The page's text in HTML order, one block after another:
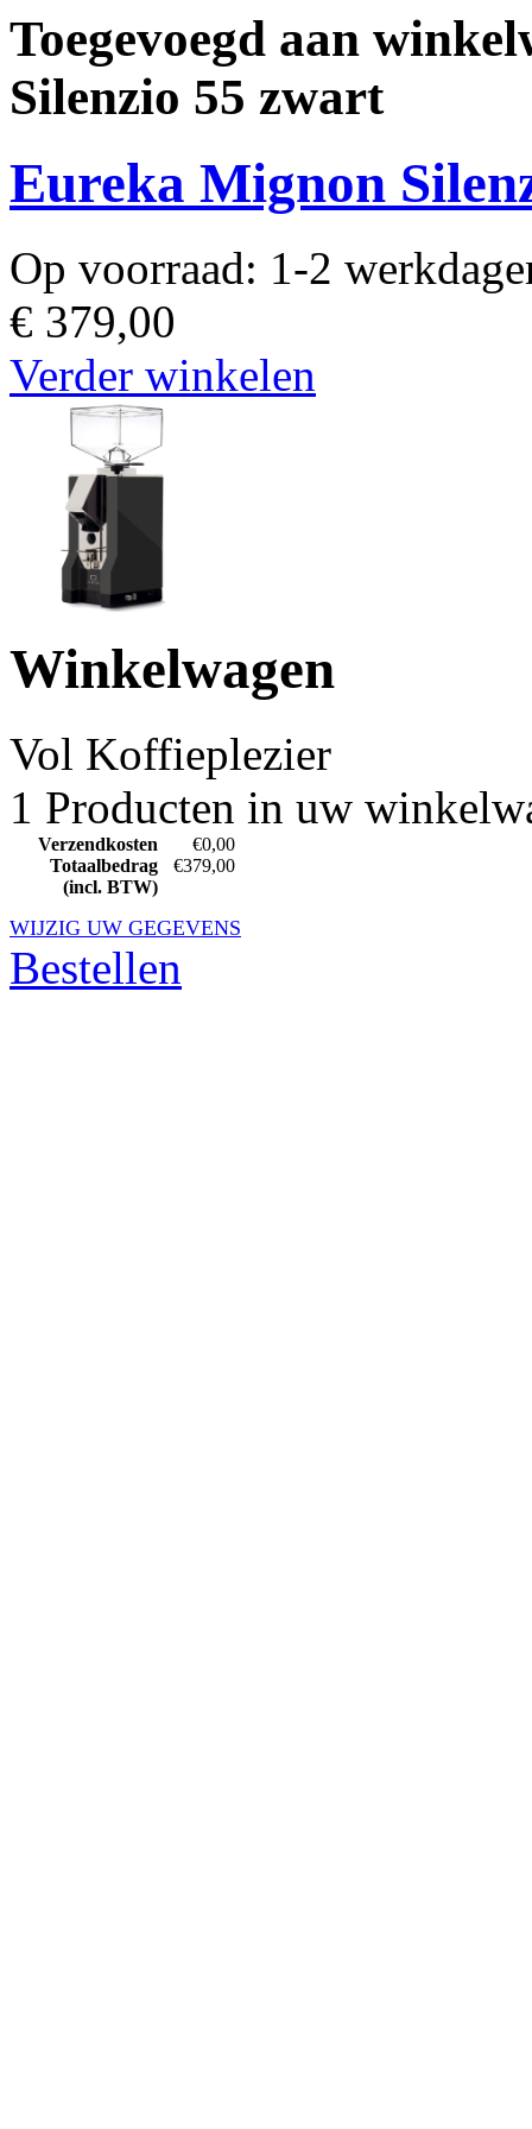
Toegevoegd aan
Silenzio 55 zwart
Eureka Mignon
Op voorraad: 1-2
€ 379,00
Verder winkelen
Winkelwagen
Vol Koffieplezier
1 Producten in uw
Verzendkosten
€0,00
Totaalbedrag
(incl. BTW)
€379,00
WIJZIG UW GEGEVENS
Bestellen